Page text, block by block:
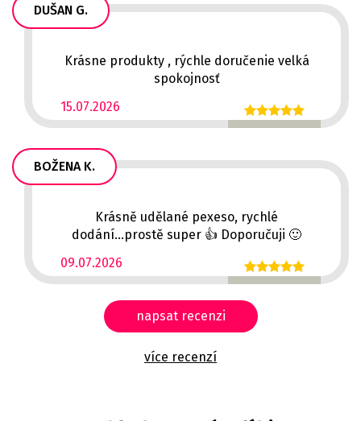
DUŠAN G.
15.07.2026
Krásne produkty , rýchle doručenie velká
spokojnosť
BOŽENA K.
09.07.2026
Krásně udělané pexeso, rychlé
dodání...prostě super 👍 Doporučuji 🙂
napsat recenzi
více recenzí